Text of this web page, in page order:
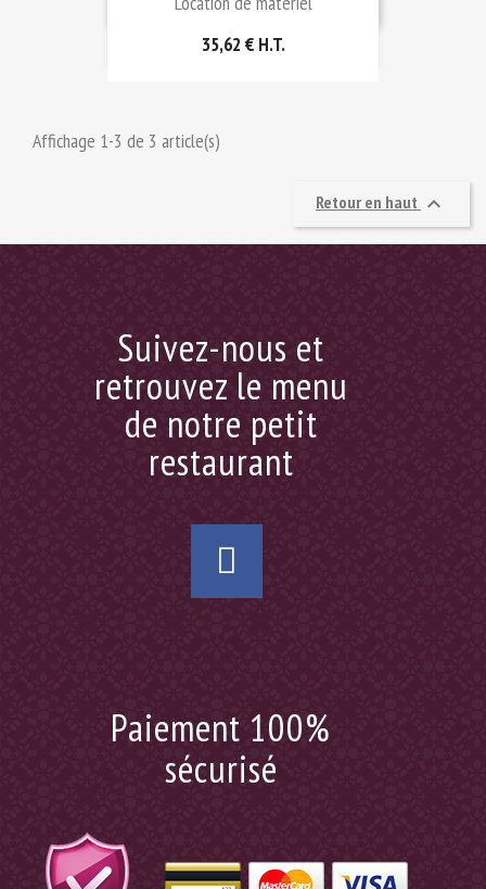
35,62 € H.T.
Affichage 1-3 de 3 article(s)
Retour en haut 
Suivez-nous et
retrouvez le menu
de notre petit
restaurant
Paiement 100%
sécurisé